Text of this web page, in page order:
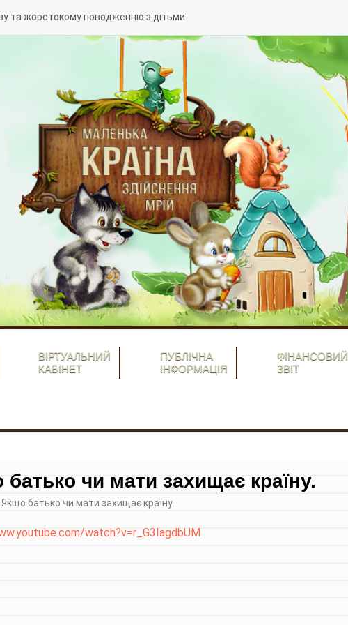
та жорстокому поводженню з дітьми
ВІРТУАЛЬНИЙ
КАБІНЕТ
ПУБЛІЧНА
ІНФОРМАЦІЯ
ФІНАНСОВИЙ
ЗВІТ
чи мати захищає країну.
Якщо батько чи мати захищає країну.
watch?v=r_G3IagdbUM